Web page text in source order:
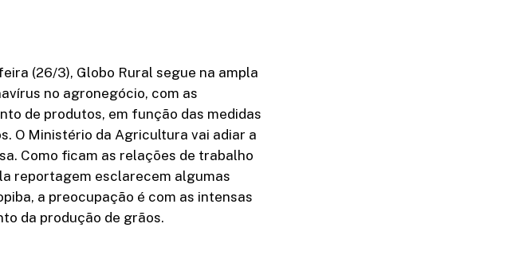
(26/3), Globo Rural segue na ampla
no agronegócio, com as
de produtos, em função das medidas
O Ministério da Agricultura vai adiar a
Como ficam as relações de trabalho
reportagem esclarecem algumas
a preocupação é com as intensas
da produção de grãos.